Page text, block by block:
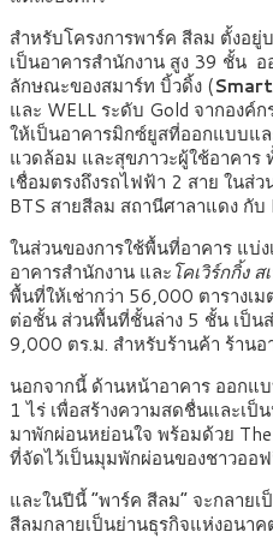
สำหรับโครงการพาร์ค สีลม ตั้งอ
เป็นอาคารสำนักงาน สูง 39 ชั้น
ลักษณะของสมาร์ท บิ้วดิ้ง (
และ WELL ระดับ Gold จากองค์
ให้เป็นอาคารมิกซ์ยูสที่ออกแบบแ
แวดล้อม และสุขภาวะผู้ใช้อาคาร
เชื่อมตรงถึงรถไฟฟ้า 2 สาย ในส่
BTS สายสีลม สถานีศาลาแดง กั
ในส่วนของการใช้พื้นที่อาคาร แบ่
อาคารสำนักงาน และโคเวิร์กกิ้ง ส
พื้นที่ให้เช่ากว่า 56,000 ตารางเ
ต่อชั้น ส่วนพื้นที่ชั้นล่าง 5 ชั้น เป็
9,000 ตร.ม. สำหรับร้านค้า ร้าน
นอกจากนี้ ด้านหน้าอาคาร ออกแ
1 ไร่ เพื่อสร้างความสดชื่นและเ
มาพักผ่อนหย่อนใจ พร้อมด้วย
ที่จัดไว้เป็นมุมพักผ่อนของชาวออ
และในปีนี้ “พาร์ค สีลม” จะกลาย
สีลมกลายเป็นย่านธุรกิจแห่งอนาค